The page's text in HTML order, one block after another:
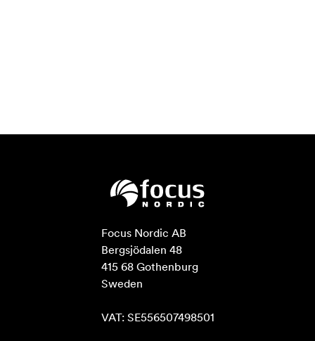
Focus Nordic AB
Bergsjödalen 48
415 68 Gothenburg
Sweden
VAT: SE556507498501